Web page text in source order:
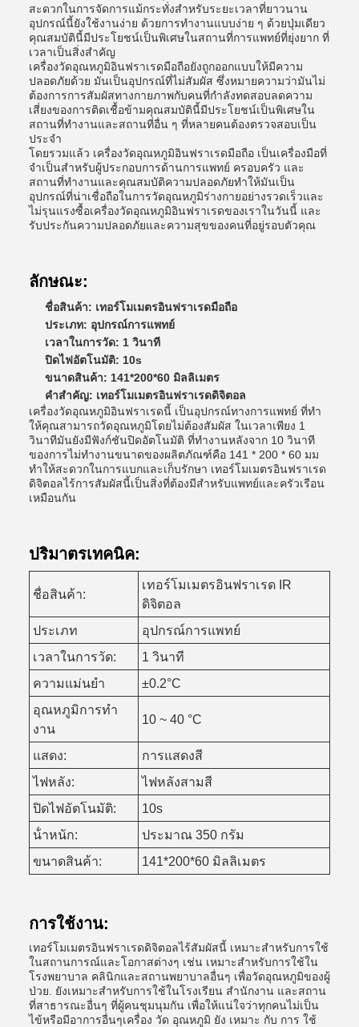
สะดวกในการจัดการแม้กระทั่งสําหรับระยะเวลาที่ยาวนาน
อุปกรณ์นี้ยังใช้งานง่าย ด้วยการทํางานแบบง่าย ๆ ด้วยปุ่มเดียว
คุณสมบัตินี้มีประโยชน์เป็นพิเศษในสถานที่การแพทย์ที่ยุ่งยาก ที่
เวลาเป็นสิ่งสําคัญ
เครื่องวัดอุณหภูมิอินฟราเรดมือถือยังถูกออกแบบให้มีความ
ปลอดภัยด้วย มันเป็นอุปกรณ์ที่ไม่สัมผัส ซึ่งหมายความว่ามันไม่
ต้องการการสัมผัสทางกายภาพกับคนที่กําลังทดสอบลดความ
เสี่ยงของการติดเชื้อข้ามคุณสมบัตินี้มีประโยชน์เป็นพิเศษใน
สถานที่ทํางานและสถานที่อื่น ๆ ที่หลายคนต้องตรวจสอบเป็น
ประจํา
โดยรวมแล้ว เครื่องวัดอุณหภูมิอินฟราเรดมือถือ เป็นเครื่องมือที่
จําเป็นสําหรับผู้ประกอบการด้านการแพทย์ ครอบครัว และ
สถานที่ทํางานและคุณสมบัติความปลอดภัยทําให้มันเป็น
อุปกรณ์ที่น่าเชื่อถือในการวัดอุณหภูมิร่างกายอย่างรวดเร็วและ
ไม่รุนแรงซื้อเครื่องวัดอุณหภูมิอินฟราเรดของเราในวันนี้ และ
รับประกันความปลอดภัยและความสุขของคนที่อยู่รอบตัวคุณ
ลักษณะ:
ชื่อสินค้า: เทอร์โมเมตรอินฟราเรดมือถือ
ประเภท: อุปกรณ์การแพทย์
เวลาในการวัด: 1 วินาที
ปิดไฟอัตโนมัติ: 10s
ขนาดสินค้า: 141*200*60 มิลลิเมตร
คําสําคัญ: เทอร์โมเมตรอินฟราเรดดิจิตอล
เครื่องวัดอุณหภูมิอินฟราเรดนี้ เป็นอุปกรณ์ทางการแพทย์ ที่ทํา
ให้คุณสามารถวัดอุณหภูมิโดยไม่ต้องสัมผัส ในเวลาเพียง 1
วินาทีมันยังมีฟังก์ชันปิดอัตโนมัติ ที่ทํางานหลังจาก 10 วินาที
ของการไม่ทํางานขนาดของผลิตภัณฑ์คือ 141 * 200 * 60 มม
ทําให้สะดวกในการแบกและเก็บรักษา เทอร์โมเมตรอินฟราเรด
ดิจิตอลไร้การสัมผัสนี้เป็นสิ่งที่ต้องมีสําหรับแพทย์และครัวเรือน
เหมือนกัน
ปริมาตรเทคนิค:
ชื่อสินค้า:
เทอร์โมเมตรอินฟราเรด IR
ดิจิตอล
ประเภท
อุปกรณ์การแพทย์
เวลาในการวัด:
1 วินาที
ความแม่นยํา
±0.2°C
อุณหภูมิการทํา
งาน
10 ~ 40 °C
แสดง:
การแสดงสี
ไฟหลัง:
ไฟหลังสามสี
ปิดไฟอัตโนมัติ:
10s
น้ําหนัก:
ประมาณ 350 กรัม
ขนาดสินค้า:
141*200*60 มิลลิเมตร
การใช้งาน:
เทอร์โมเมตรอินฟราเรดดิจิตอลไร้สัมผัสนี้ เหมาะสําหรับการใช้
ในสถานการณ์และโอกาสต่างๆ เช่น เหมาะสําหรับการใช้ใน
โรงพยาบาล คลินิกและสถานพยาบาลอื่นๆ เพื่อวัดอุณหภูมิของผู้
ป่วย. ยังเหมาะสําหรับการใช้ในโรงเรียน สํานักงาน และสถาน
ที่สาธารณะอื่นๆ ที่ผู้คนชุมนุมกัน เพื่อให้แน่ใจว่าทุกคนไม่เป็น
ไข้หรือมีอาการอื่นๆเครื่อง วัด อุณหภูมิ ยัง เหมาะ กับ การ ใช้